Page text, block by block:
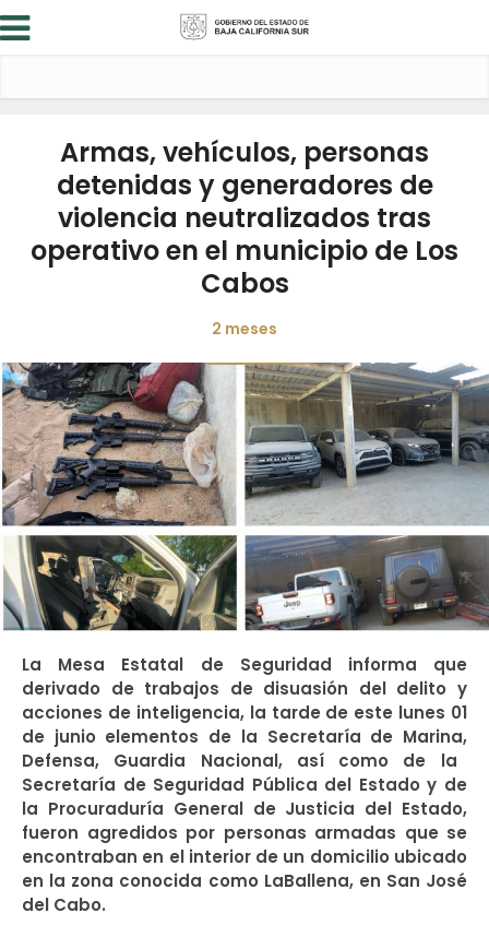
Armas, vehículos, personas
detenidas y generadores de
violencia neutralizados tras
operativo en el municipio de Los
Cabos
2 meses
La Mesa Estatal de Seguridad informa que
derivado de trabajos de disuasión del delito y
acciones de inteligencia, la tarde de este lunes 01
de junio elementos de la Secretaría de Marina,
Defensa, Guardia Nacional, así como de la
Secretaría de Seguridad Pública del Estado y de
la Procuraduría General de Justicia del Estado,
fueron agredidos por personas armadas que se
encontraban en el interior de un domicilio ubicado
en la zona conocida como LaBallena, en San José
del Cabo.